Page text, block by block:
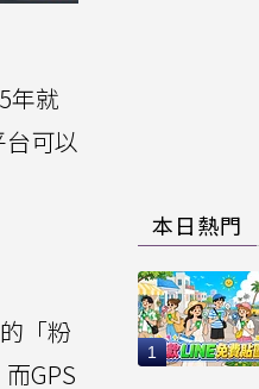
年就
可以
「粉
GPS
本日熱門